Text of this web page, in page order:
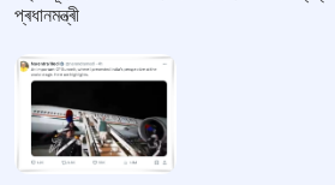
প্ৰধানমন্ত্ৰী